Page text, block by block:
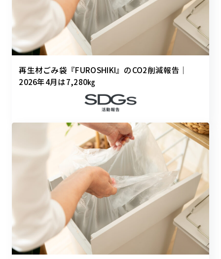
再生材ごみ袋『FUROSHIKI』のCO2削減報告｜
2026年4月は7,280㎏